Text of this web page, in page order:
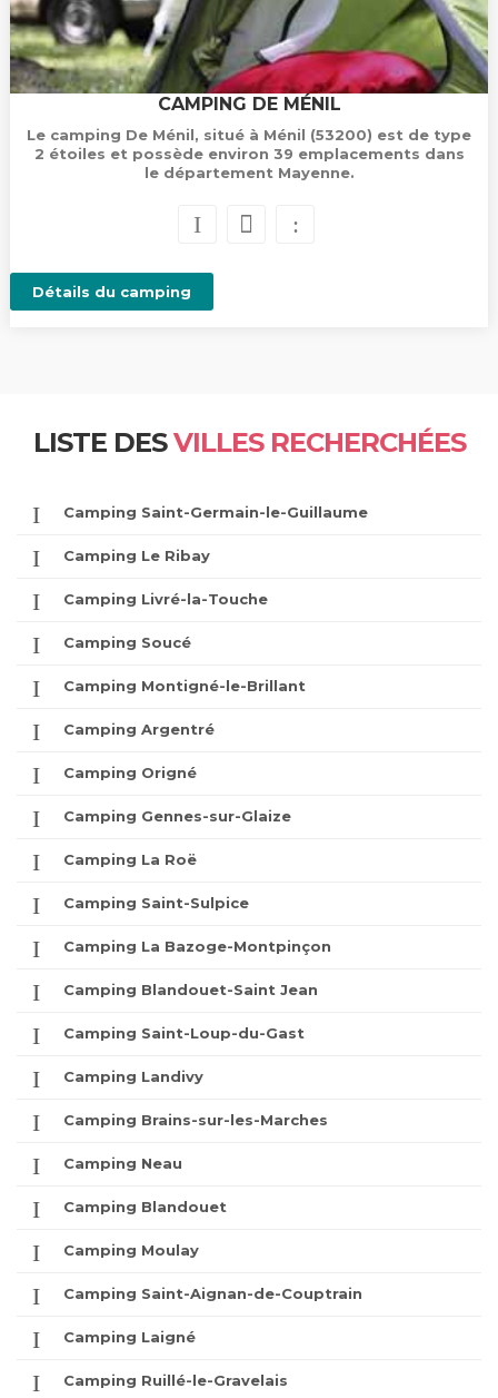
CAMPING DE MÉNIL
Le camping De Ménil, situé à Ménil (53200) est de type
2 étoiles et possède environ 39 emplacements dans
le département Mayenne.
Détails du camping
LISTE DESVILLES RECHERCHÉES
Camping Saint-Germain-le-Guillaume
Camping Le Ribay
Camping Livré-la-Touche
Camping Soucé
Camping Montigné-le-Brillant
Camping Argentré
Camping Origné
Camping Gennes-sur-Glaize
Camping La Roë
Camping Saint-Sulpice
Camping La Bazoge-Montpinçon
Camping Blandouet-Saint Jean
Camping Saint-Loup-du-Gast
Camping Landivy
Camping Brains-sur-les-Marches
Camping Neau
Camping Blandouet
Camping Moulay
Camping Saint-Aignan-de-Couptrain
Camping Laigné
Camping Ruillé-le-Gravelais